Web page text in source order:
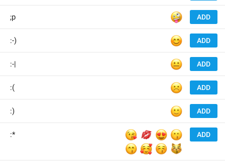
ADD
🤪
;p
ADD
😊
:-)
ADD
😐
:-|
ADD
☹️
:(
ADD
🙂
:)
ADD
😘
💋
😍
😗
😙
🥰
😚
😽
:*